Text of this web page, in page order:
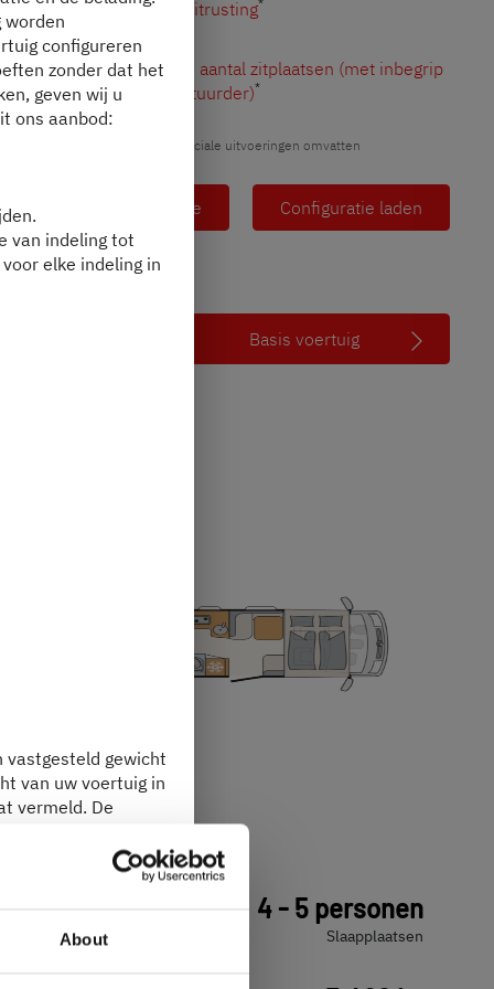
About
optionele uitrusting*
4
Toegestaan aantal zitplaatsen (met inbegrip
van de bestuurder)*
Afbeeldingen kunnen deels speciale uitvoeringen omvatten
Overzicht configuratie Configuratie laden
Basis voertuig
€ 98.690,–
Prijs vanaf
4 - 5 personen
Slaapplaatsen
worden
configureren
zonder dat het
geven wij u
ons aanbod:
van indeling tot
elke indeling in
gewicht
van uw voertuig in
vermeld. De
weegt
Juridische